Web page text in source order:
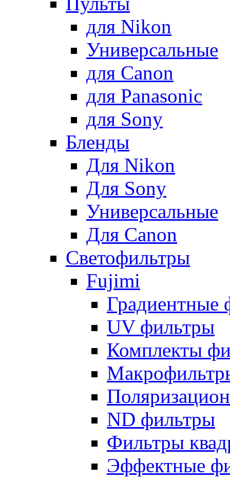
для Nikon
Универсальные
для Canon
для Panasonic
для Sony
Бленды
Для Nikon
Для Sony
Универсальные
Для Canon
Светофильтры
Fujimi
Градиентные
UV фильтры
Комплекты
ND фильтры
Фильтры
Эффектные